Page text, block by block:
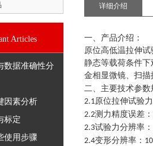
Articles
数据准确性分
因素分析
标定
使用步骤
详细介绍
一、产品介绍：
原位高低温拉伸试
静态等载荷条件下
金相显微镜、扫
二、主要技术参数
2.1原位拉伸试验力
2.2测力精度误差：
2.3试验力分辨率：
2.4变形分辨率： 1